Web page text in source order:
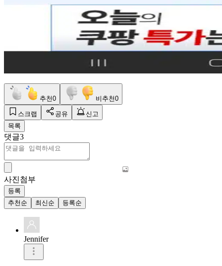
추천0 비추천0
스크랩 공유
신고
목록
댓글3
사진첨부
등록
추천순
최신순 등록순
Jennifer